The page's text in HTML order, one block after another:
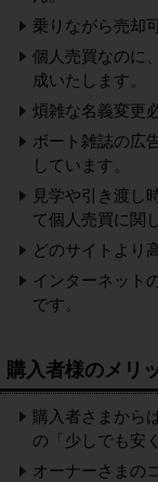
乗りながら売却
個人売買なのに
成いたします。
煩雑な名義変更
ボート雑誌の広
しています。
見学や引き渡し
て個人売買に関
どのサイトより
インターネット
です。
購入者様のメリ
購入者さまから
の「少しでも安
オーナーさまの